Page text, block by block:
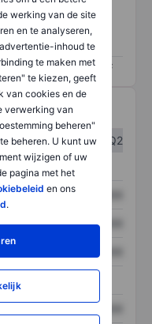
werking van de site
en te analyseren,
inhoud te
te maken met
te kiezen, geeft
van cookies en de
verwerking van
beheren"
beheren. U kunt uw
wijzigen of uw
pagina met het
en ons
.
risico en 100 voor
/
Q1
Q2
XXXXXXX
XXXXXXX